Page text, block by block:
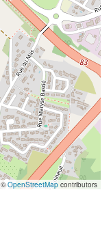
©OpenStreetMap contributors